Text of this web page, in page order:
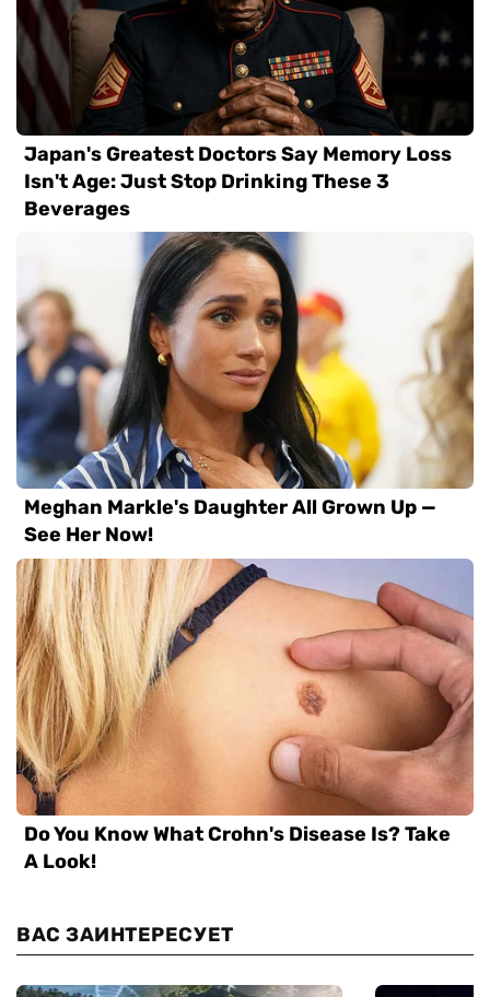
ВАС ЗАИНТЕРЕСУЕТ